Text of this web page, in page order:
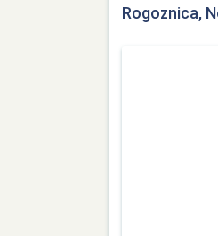
Rogoznica,